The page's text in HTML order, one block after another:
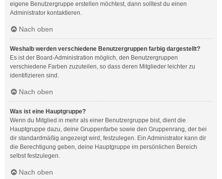
eigene Benutzergruppe erstellen möchtest, dann solltest du einen
Administrator kontaktieren.
Nach oben
Weshalb werden verschiedene Benutzergruppen farbig dargestellt?
Es ist der Board-Administration möglich, den Benutzergruppen
verschiedene Farben zuzuteilen, so dass deren Mitglieder leichter zu
identifizieren sind.
Nach oben
Was ist eine Hauptgruppe?
Wenn du Mitglied in mehr als einer Benutzergruppe bist, dient die
Hauptgruppe dazu, deine Gruppenfarbe sowie den Gruppenrang, der bei
dir standardmäßig angezeigt wird, festzulegen. Ein Administrator kann dir
die Berechtigung geben, deine Hauptgruppe im persönlichen Bereich
selbst festzulegen.
Nach oben